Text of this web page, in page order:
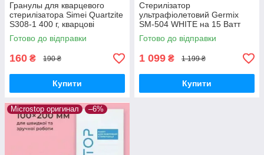
Гранулы для кварцевого
стерилізатора Simei Quartzite
S308-1 400 г, кварцові
гранули для стерилізації,
кулькі гласперенові
Готово до відправки
160 ₴ 190 ₴
Купити
Стерилізатор
ультрафіолетовий Germix
SM-504 WHITE на 15 Ватт
Готово до відправки
1 099 ₴ 1 199 ₴
Купити
Microstop оригинал –6%